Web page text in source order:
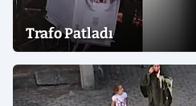
Trafo Patladı